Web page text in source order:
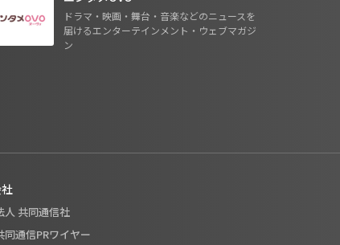
ドラマ・映画・舞台・音楽などのニュースを
届けるエンターテインメント・ウェブマガジ
ン
人 共同通信社
同通信PRワイヤー